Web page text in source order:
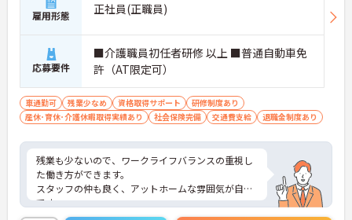
雇用形態 正社員(正職員)
応募要件
■介護職員初任者研修 以上 ■普通自動車免
許（AT限定可）
車通勤可 残業少なめ 資格取得サポート
研修制度あり
産休･育休･介護休暇取得実績あり
社会保険完備 交通費支給 退職金制度あり
残業も少ないので、ワークライフバランスの重視し
た働き方ができます。
スタッフの仲も良く、アットホームな雰囲気が自慢
です。
ご興味ある方には、面接対策ポイントなど、詳細を